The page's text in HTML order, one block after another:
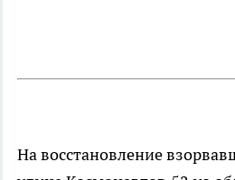
На восстановление